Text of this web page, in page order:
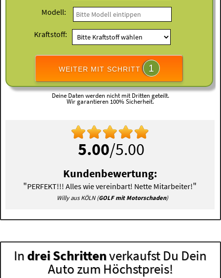
Modell:
Kraftstoff:
WEITER MIT SCHRITT 1
Deine Daten werden nicht mit Dritten geteilt.
Wir garantieren 100% Sicherheit.
5.00/5.00
Kundenbewertung:
"PERFEKT!!! Alles wie vereinbart! Nette Mitarbeiter!"
Willy aus KÖLN (GOLF mit Motorschaden)
In drei Schrittenverkaufst Du Dein
Auto zum Höchstpreis!